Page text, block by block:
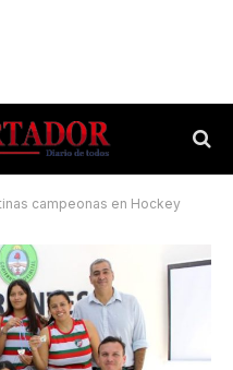
campeonas en Hockey